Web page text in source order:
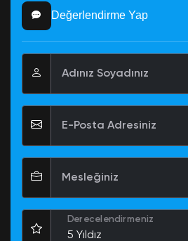
Değerlendirme Yap
Adınız Soyadınız
E-Posta Adresiniz
Mesleğiniz
Derecelendirmeniz